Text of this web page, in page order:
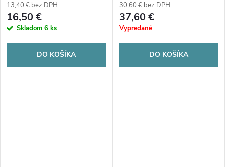
13,40 € bez DPH
16,50 €
Skladom 6 ks
DO KOŠÍKA
30,60 € bez DPH
37,60 €
Vypredané
DO KOŠÍKA